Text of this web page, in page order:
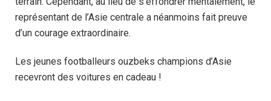
représentant de l’Asie centrale a néanmoins fait preuve
d’un courage extraordinaire.
Les jeunes footballeurs ouzbeks champions d’Asie
recevront des voitures en cadeau !